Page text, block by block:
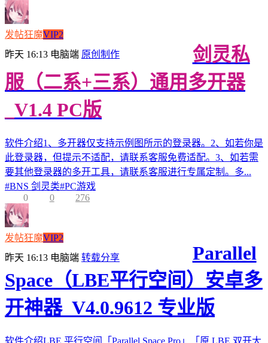
发帖狂魔VIP2
昨天 16:13 电脑端 原创制作
剑灵私
服（二系+三系）通用多开器
_V1.4 PC版
软件介绍1、多开器仅支持示例图所示的登录器。2、如若你是
此登录器，但提示不适配，请联系客服免费适配。3、如若需
要其他登录器的多开工具，请联系客服进行专属定制。多...
#BNS 剑灵类#PC游戏
0
0 276
发帖狂魔VIP2
昨天 16:13 电脑端 转载分享
Parallel
Space（LBE平行空间）安卓多
开神器_V4.0.9612 专业版
软件介绍LBE 平行空间「Parallel Space Pro」「原 LBE 双开大